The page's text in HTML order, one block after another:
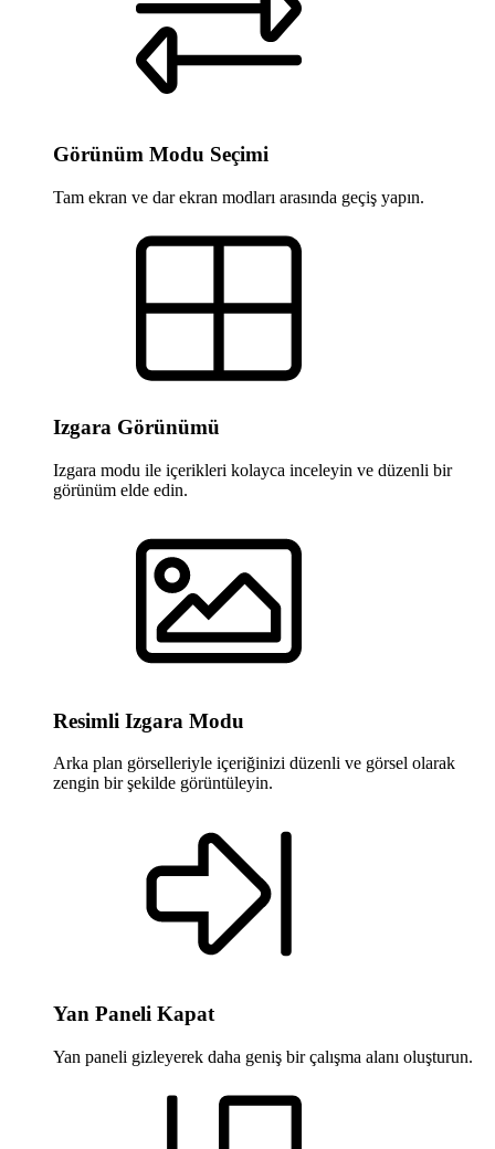
Görünüm Modu Seçimi
Tam ekran ve dar ekran modları arasında geçiş yapın.
Izgara Görünümü
Izgara modu ile içerikleri kolayca inceleyin ve düzenli bir
görünüm elde edin.
Resimli Izgara Modu
Arka plan görselleriyle içeriğinizi düzenli ve görsel olarak
zengin bir şekilde görüntüleyin.
Yan Paneli Kapat
Yan paneli gizleyerek daha geniş bir çalışma alanı oluşturun.